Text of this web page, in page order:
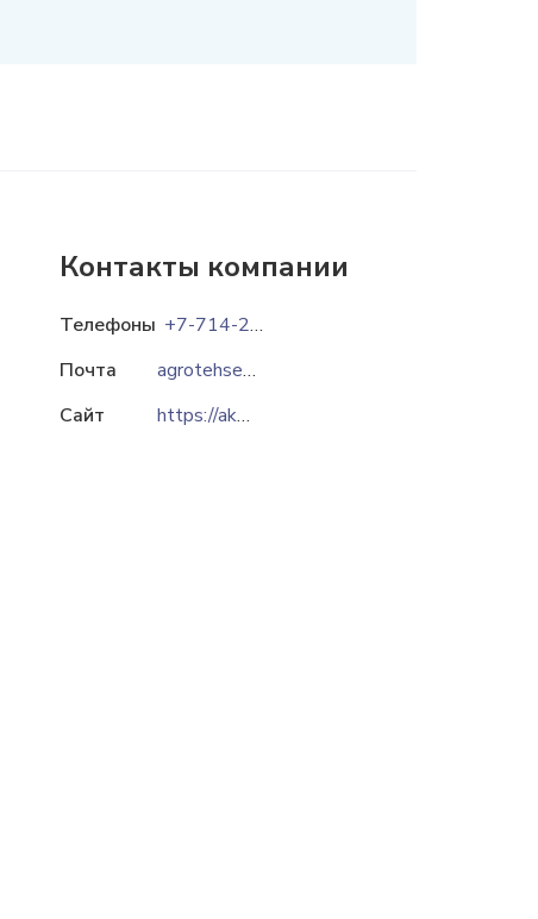
Контакты компании
Телефоны
+7-714-256-63-34
Почта
agrotehservis2012@mail.ru
Сайт
https://akom.kz